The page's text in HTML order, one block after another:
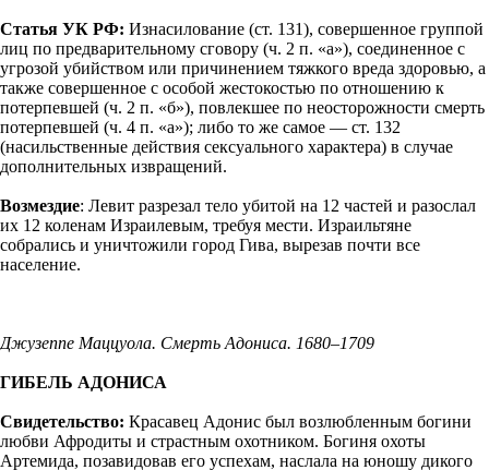
Статья УК РФ: Изнасилование (ст. 131), совершенное группой
лиц по предварительному сговору (ч. 2 п. «а»), соединенное с
угрозой убийством или причинением тяжкого вреда здоровью, а
также совершенное с особой жестокостью по отношению к
потерпевшей (ч. 2 п. «б»), повлекшее по неосторожности смерть
потерпевшей (ч. 4 п. «а»); либо то же самое — ст. 132
(насильственные действия сексуального характера) в случае
дополнительных извращений.
Возмездие: Левит разрезал тело убитой на 12 частей и разослал
их 12 коленам Израилевым, требуя мести. Израильтяне
собрались и уничтожили город Гива, вырезав почти все
население.
Джузеппе Маццуола. Смерть Адониса. 1680–1709
ГИБЕЛЬ АДОНИСА
Свидетельство: Красавец Адонис был возлюбленным богини
любви Афродиты и страстным охотником. Богиня охоты
Артемида, позавидовав его успехам, наслала на юношу дикого